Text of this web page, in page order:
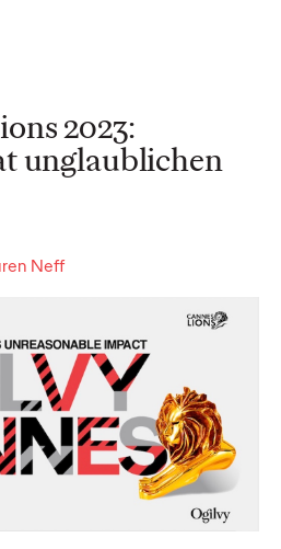
2023:
unglaublichen
NeffAge of
04/12/2024
muss man sich verdienen“ hat
von heute eine ganz neue